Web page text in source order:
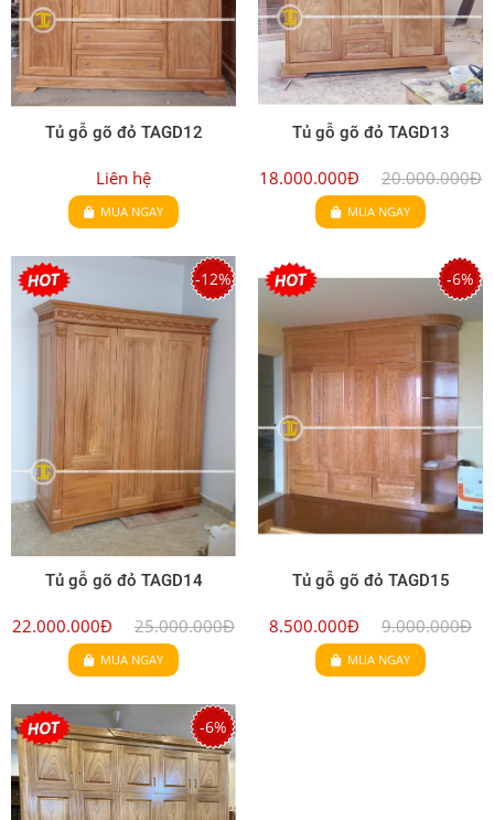
Tủ gỗ gõ đỏ TAGD12
Liên hệ
MUA NGAY
Tủ gỗ gõ đỏ TAGD13
18.000.000Đ 20.000.000Đ
MUA NGAY
-12%
Tủ gỗ gõ đỏ TAGD14
22.000.000Đ 25.000.000Đ
MUA NGAY
-6%
Tủ gỗ gõ đỏ TAGD15
8.500.000Đ 9.000.000Đ
MUA NGAY
-6%